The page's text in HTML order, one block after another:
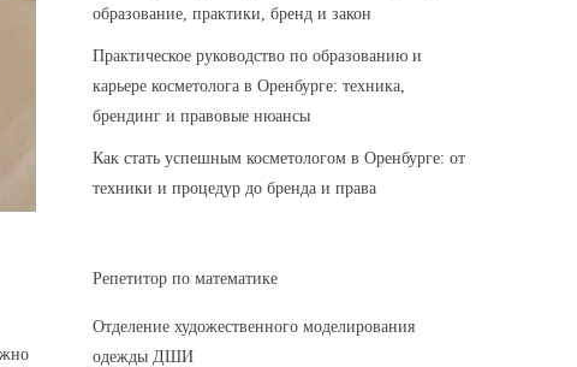
образование, практики, бренд и закон
Практическое руководство по образованию и
карьере косметолога в Оренбурге: техника,
брендинг и правовые нюансы
Как стать успешным косметологом в Оренбурге: от
техники и процедур до бренда и права
Репетитор по математике
Отделение художественного моделирования
одежды ДШИ